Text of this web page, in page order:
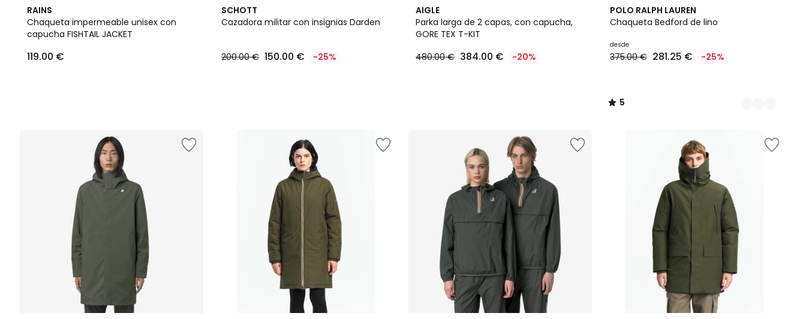
RAINS
Chaqueta impermeable unisex con
capucha FISHTAIL JACKET
119.00 €
SCHOTT
Cazadora militar con insignias Darden
200.00 € 150.00 € -25%
AIGLE
Parka larga de 2 capas, con capucha,
GORE TEX T-KIT
480.00 € 384.00 € -20%
POLO RALPH LAUREN
Chaqueta Bedford de lino
desde
375.00 € 281.25 € -25%
5
/
2
Colores
5
/